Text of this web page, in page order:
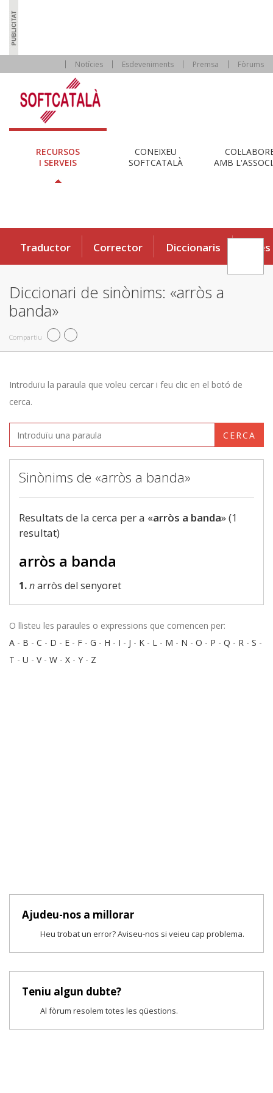
Notícies Esdeveniments Premsa Fòrums
RECURSOS
I SERVEIS
CONEIXEU
SOFTCATALÀ
AMB
Traductor Corrector Diccionaris Eines
Diccionari de sinònims: «arròs a
banda»
Compartiu
Introduïu la paraula que voleu cercar i feu clic en el botó de
cerca.
CERCA
Sinònims de «arròs a banda»
Resultats de la cerca per a «arròs a banda» (1
resultat)
arròs a banda
1.narròs del senyoret
O llisteu les paraules o expressions que comencen per:
A - B - C - D - E - F - G - H - I - J - K - L - M - N - O - P - Q - R - S -
T - U - V- W - X - Y - Z
Ajudeu-nos a millorar
Heu trobat un error? Aviseu-nos si veieu cap problema.
Teniu algun dubte?
Al fòrum resolem totes les qüestions.